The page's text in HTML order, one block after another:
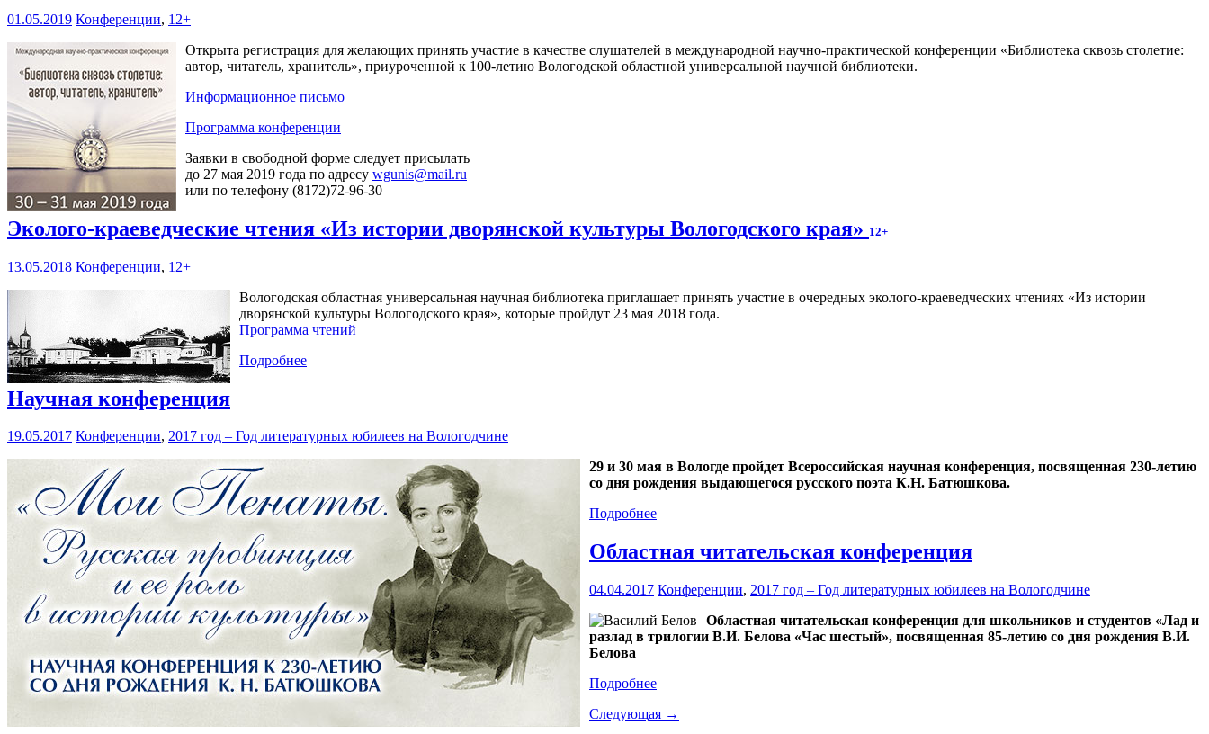
01.05.2019 Конференции, 12+
Открыта регистрация для желающих принять участие в качестве слушателей в международной научно-практической конференции «Библиотека сквозь столетие:
автор, читатель, хранитель», приуроченной к 100-летию Вологодской областной универсальной научной библиотеки.
Информационное письмо
Программа конференции
Заявки в свободной форме следует присылать
до 27 мая 2019 года по адресу wgunis@mail.ru
или по телефону (8172)72-96-30
Эколого-краеведческие чтения «Из истории дворянской культуры Вологодского края» 12+
13.05.2018 Конференции, 12+
Вологодская областная универсальная научная библиотека приглашает принять участие в очередных эколого-краеведческих чтениях «Из истории
дворянской культуры Вологодского края», которые пройдут 23 мая 2018 года.
Программа чтений
Подробнее
Научная конференция
19.05.2017 Конференции, 2017 год – Год литературных юбилеев на Вологодчине
29 и 30 мая в Вологде пройдет Всероссийская научная конференция, посвященная 230-летию
со дня рождения выдающегося русского поэта К.Н. Батюшкова.
Подробнее
Областная читательская конференция
04.04.2017 Конференции, 2017 год – Год литературных юбилеев на Вологодчине
Областная читательская конференция для школьников и студентов «Лад и
разлад в трилогии В.И. Белова «Час шестый», посвященная 85-летию со дня рождения В.И.
Белова
Подробнее
Следующая →